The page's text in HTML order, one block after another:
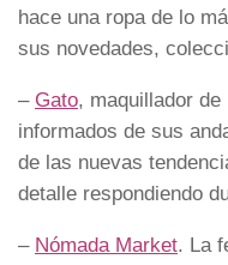
hace una ropa de lo
sus novedades,
– Gato, maquillador de
informados de sus
de las nuevas
detalle respondiendo
– Nómada Market. La